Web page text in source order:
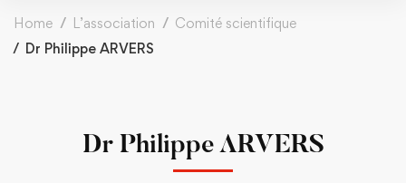
Home L’association
Comité scientifique
Dr Philippe ARVERS
Dr Philippe ARVERS